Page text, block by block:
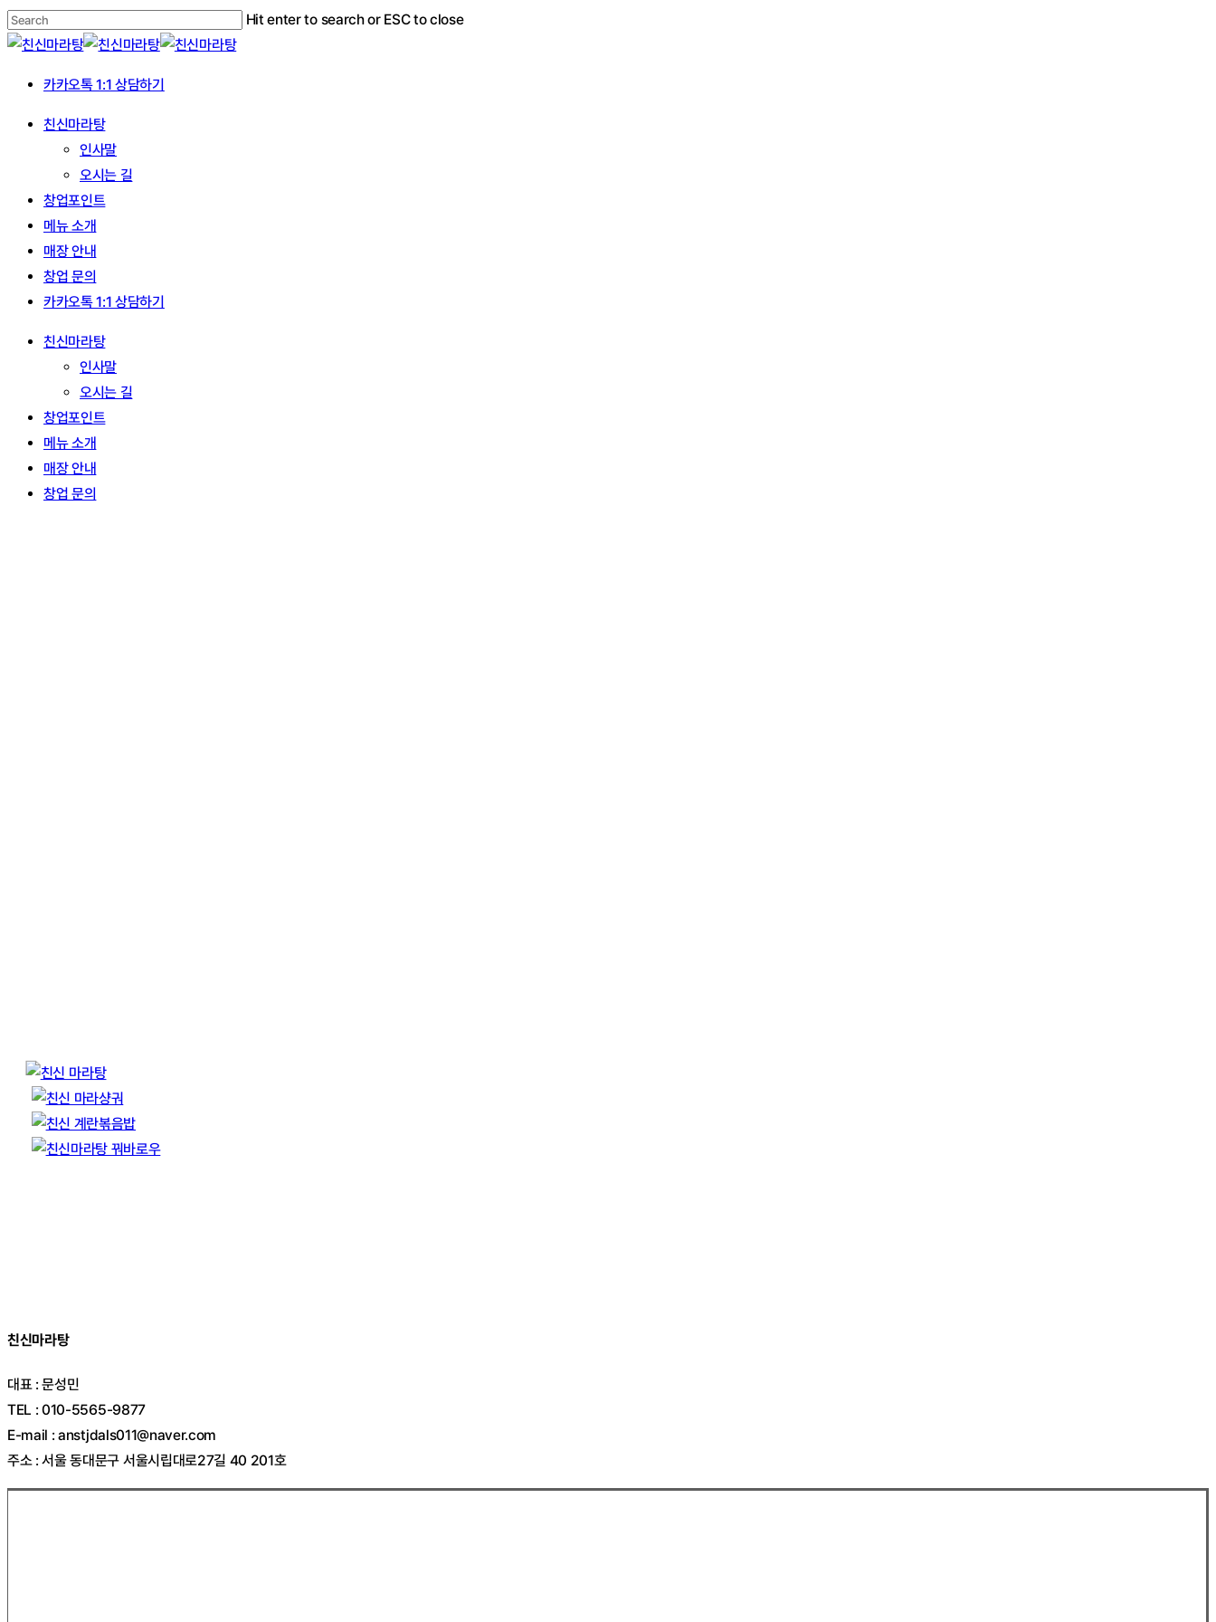
Skip
to
content
Hit enter to search or ESC to close
Close
카카오톡 1:1 상담하기
Menu
친신마라탕
인사말
오시는 길
창업포인트
메뉴 소개
매장 안내
창업 문의
카카오톡 1:1 상담하기
친신마라탕
인사말
오시는 길
창업포인트
메뉴 소개
매장 안내
창업 문의
친신마라탕
대표 : 문성민
TEL : 010-5565-9877
E-mail : anstjdals011@naver.com
주소 : 서울 동대문구 서울시립대로27길 40 201호